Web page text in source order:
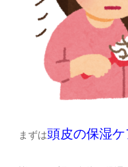
まずは頭皮の保湿ケ